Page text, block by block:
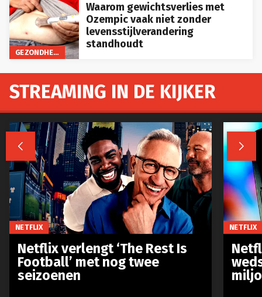
GEZONDHEID
Waarom gewichtsverlies met
Ozempic vaak niet zonder
levensstijlverandering
standhoudt
STREAMING IN DE KIJKER
 
NETFLIX
Netflix verlengt ‘The Rest Is
Football’ met nog twee
seizoenen
NETFLIX